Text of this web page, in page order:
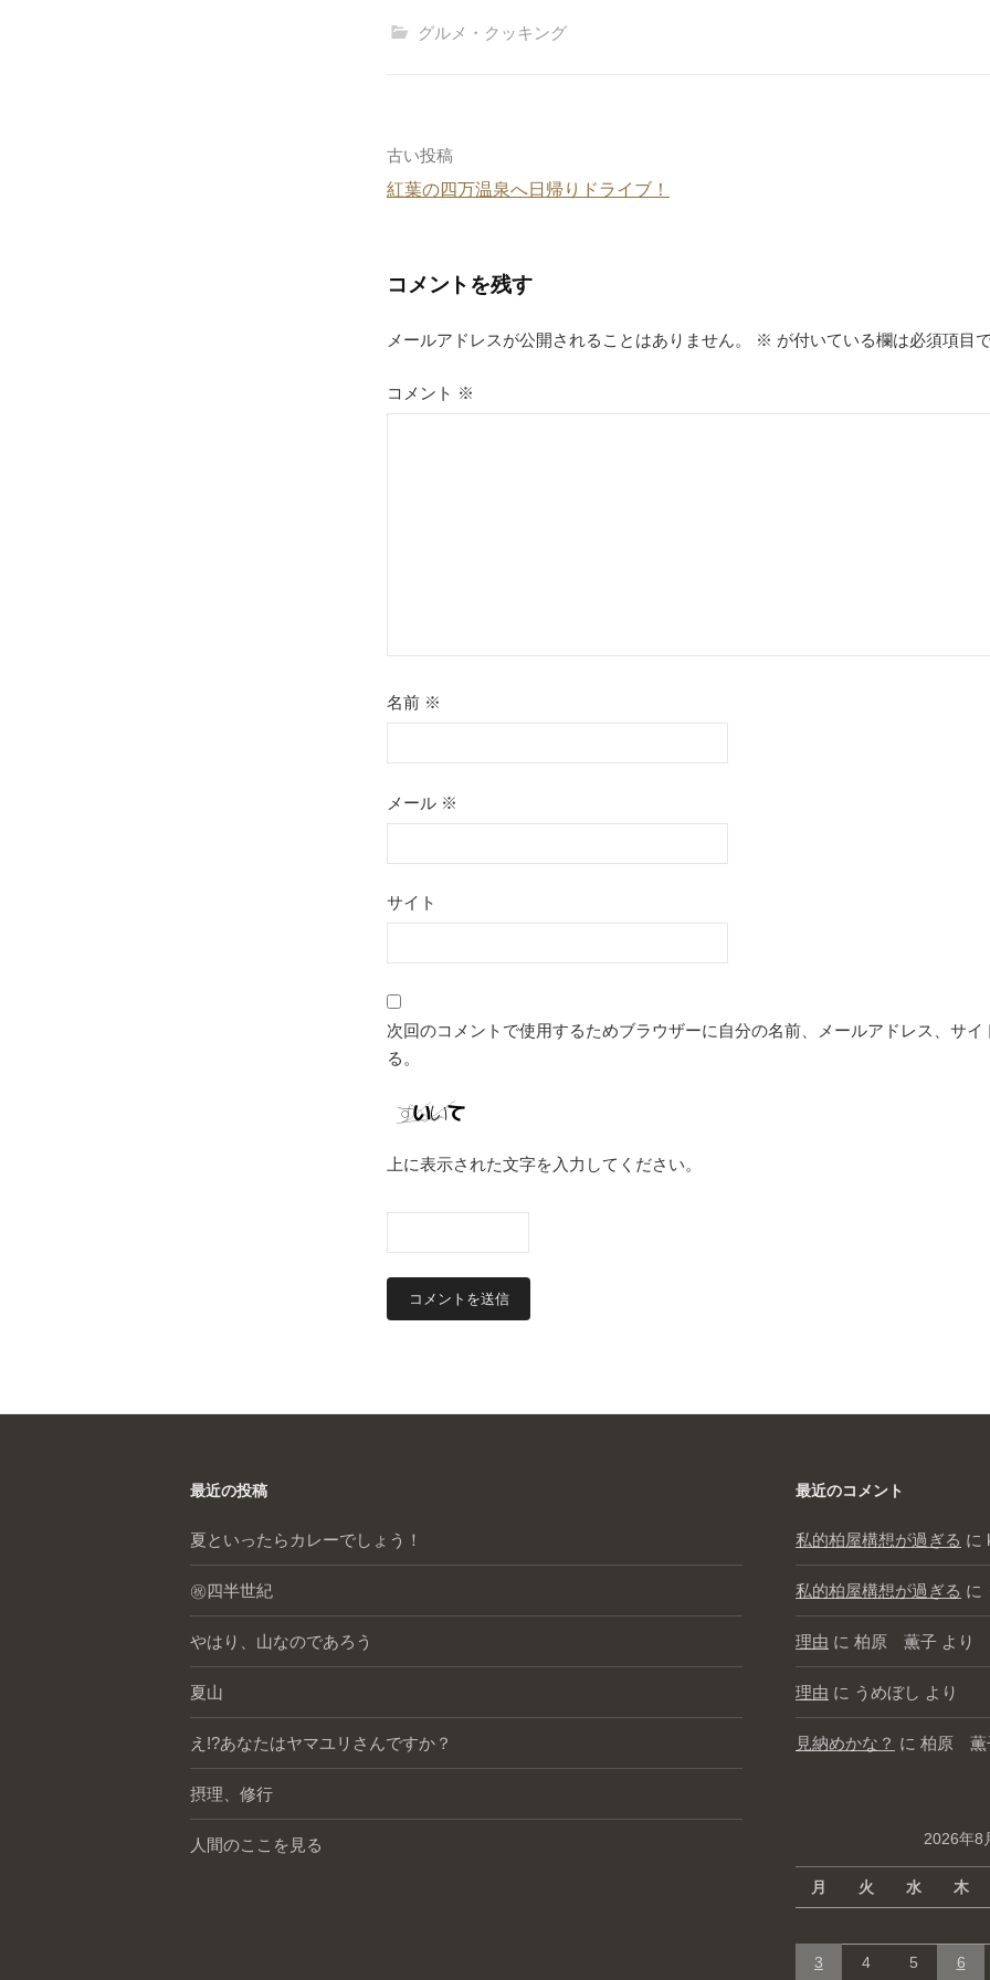
c
o
k
e
er
グルメ・クッキング
投
稿
ビ
ゲ
ー
古い投稿
紅葉の四万温泉へ日帰りドライブ！
コメントを残す
メールアドレスが公開されることはありません。 ※ が付いている欄は必須項目
コメント ※
名前 ※
メール ※
サイト
次回のコメントで使用するためブラウザーに自分の名前、メールアドレス、サイ
る。
上に表示された文字を入力してください。
最近の投稿
夏といったらカレーでしょう！
㊗️四半世紀
やはり、山なのであろう
夏山
え!?あなたはヤマユリさんですか？
摂理、修行
人間のここを見る
最近のコメント
私的柏屋構想が過ぎる に
私的柏屋構想が過ぎる に
理由 に 柏原 薫子 より
理由 に うめぼし より
見納めかな？ に 柏原 薫
2026年8
月 火 水 木
3 4 5 6